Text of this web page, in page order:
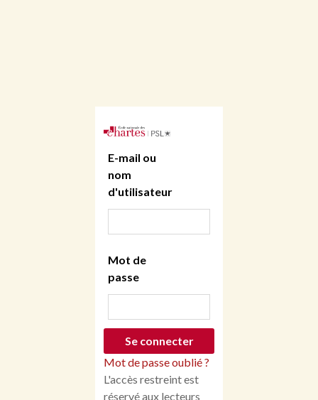
E-mail ou
nom
d'utilisateur
Mot de
passe
Mot de passe oublié ?
L'accès restreint est
réservé aux lecteurs